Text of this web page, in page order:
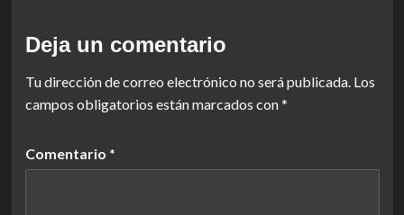
Deja un comentario
Tu dirección de correo electrónico no será publicada. Los
campos obligatorios están marcados con*
Comentario *